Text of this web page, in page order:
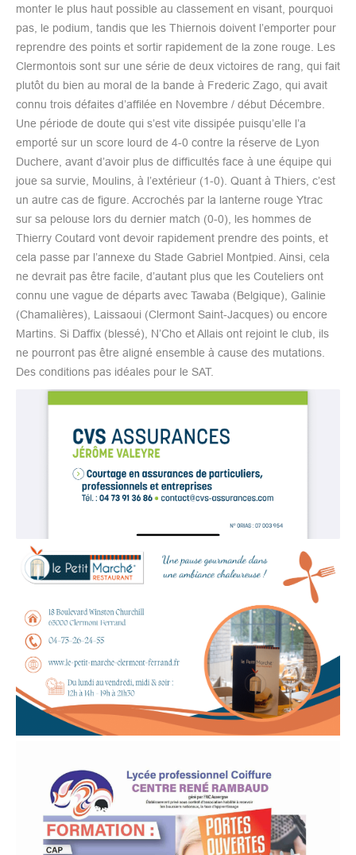
monter le plus haut possible au classement en visant, pourquoi
pas, le podium, tandis que les Thiernois doivent l’emporter pour
reprendre des points et sortir rapidement de la zone rouge. Les
Clermontois sont sur une série de deux victoires de rang, qui fait
plutôt du bien au moral de la bande à Frederic Zago, qui avait
connu trois défaites d’affilée en Novembre / début Décembre.
Une période de doute qui s’est vite dissipée puisqu’elle l’a
emporté sur un score lourd de 4-0 contre la réserve de Lyon
Duchere, avant d’avoir plus de difficultés face à une équipe qui
joue sa survie, Moulins, à l’extérieur (1-0). Quant à Thiers, c’est
un autre cas de figure. Accrochés par la lanterne rouge Ytrac
sur sa pelouse lors du dernier match (0-0), les hommes de
Thierry Coutard vont devoir rapidement prendre des points, et
cela passe par l’annexe du Stade Gabriel Montpied. Ainsi, cela
ne devrait pas être facile, d’autant plus que les Couteliers ont
connu une vague de départs avec Tawaba (Belgique), Galinie
(Chamalières), Laissaoui (Clermont Saint-Jacques) ou encore
Martins. Si Daffix (blessé), N’Cho et Allais ont rejoint le club, ils
ne pourront pas être aligné ensemble à cause des mutations.
Des conditions pas idéales pour le SAT.